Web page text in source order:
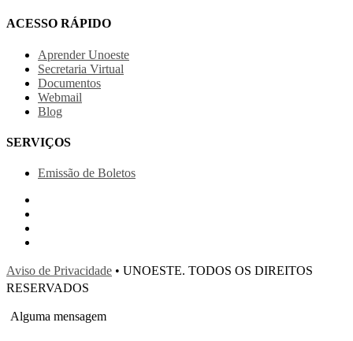
ACESSO RÁPIDO
Aprender Unoeste
Secretaria Virtual
Documentos
Webmail
Blog
SERVIÇOS
Emissão de Boletos
Aviso de Privacidade • UNOESTE. TODOS OS DIREITOS
RESERVADOS
Alguma mensagem